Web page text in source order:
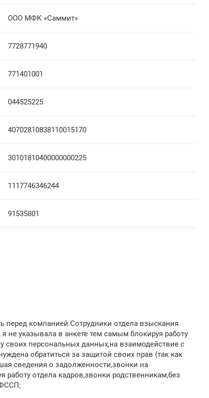
ООО МФК «Саммит»
7728771940
771401001
044525225
40702810838110015170
30101810400000000225
1117746346244
91535801
перед компанией.Сотрудники отдела взыскания
указывала в анкете тем самым блокируя работу
своих персональных данных,на взаимодействие с
обратиться за защитой своих прав (так как
сведения о задолженности,звонки на
отдела кадров,звонки родственникам,без